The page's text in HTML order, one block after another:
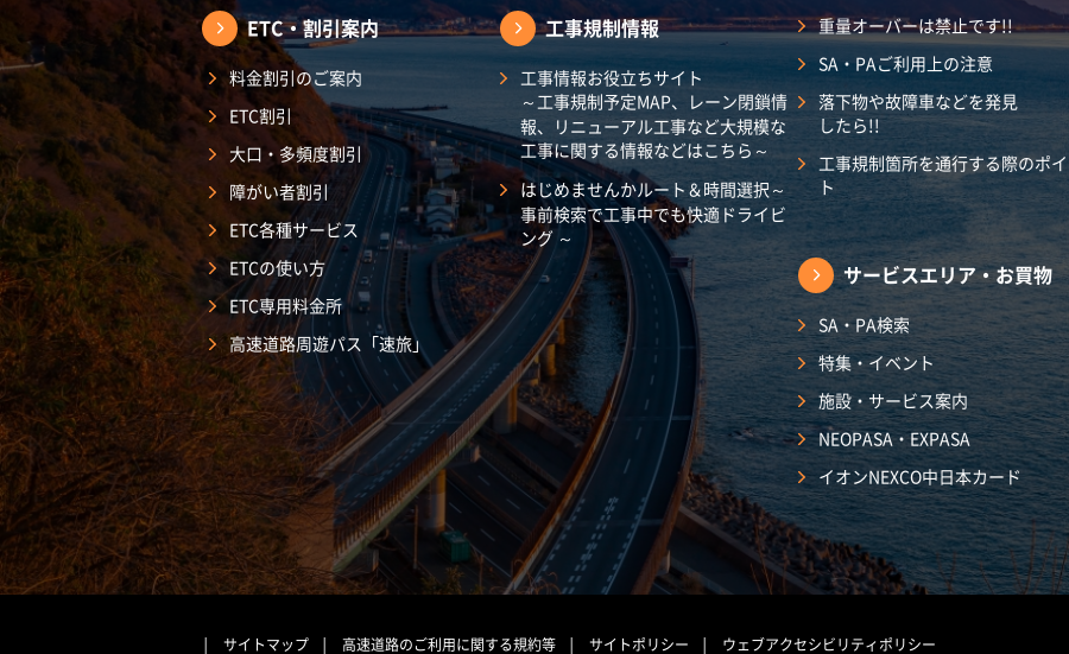
ETC・割引案内
料金割引のご案内
ETC割引
大口・多頻度割引
障がい者割引
ETC各種サービス
ETCの使い方
ETC専用料金所
高速道路周遊パス「速旅」
工事規制情報
工事情報お役立ちサイト
～工事規制予定MAP、レーン閉鎖情
報、リニューアル工事など大規模な
工事に関する情報などはこちら～
はじめませんかルート＆時間選択～
事前検索で工事中でも快適ドライビ
ング ～
重量オーバーは禁止です!!
SA・PAご利用上の注意
落下物や故障車などを発見
したら!!
工事規制箇所を通行する際のポ
ト
サービスエリア・お買物
SA・PA検索
特集・イベント
施設・サービス案内
NEOPASA・EXPASA
イオンNEXCO中日本カード
サイトマップ 高速道路のご利用に関する規約等 サイトポリシー ウェブアクセシビリティポリシー